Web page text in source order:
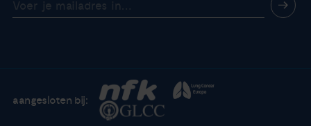
aangesloten bij: